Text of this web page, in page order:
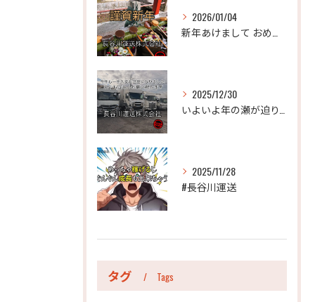
2026/01/04
2025/12/30
2025/11/28
#長谷川運送
タグ Tags